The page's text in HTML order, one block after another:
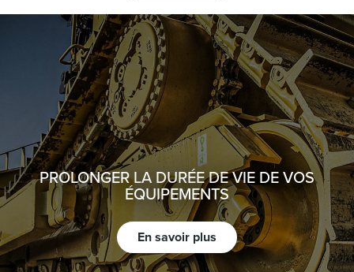
PROLONGER LA DURÉE DE VIE DE VOS
ÉQUIPEMENTS
En savoir plus